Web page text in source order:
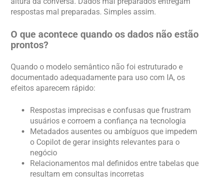
respostas mal preparadas. Simples assim.
O que acontece quando os dados não estão
prontos?
Quando o modelo semântico não foi estruturado e
documentado adequadamente para uso com IA, os
efeitos aparecem rápido:
Respostas imprecisas e confusas que frustram
usuários e corroem a confiança na tecnologia
Metadados ausentes ou ambíguos que impedem
o Copilot de gerar insights relevantes para o
negócio
Relacionamentos mal definidos entre tabelas que
resultam em consultas incorretas